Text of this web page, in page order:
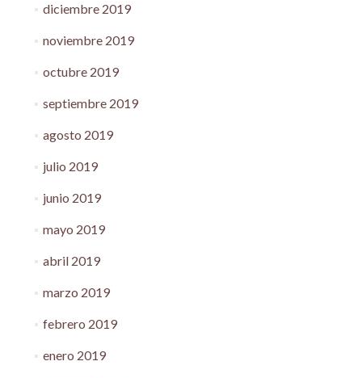
diciembre 2019
noviembre 2019
octubre 2019
septiembre 2019
agosto 2019
julio 2019
junio 2019
mayo 2019
abril 2019
marzo 2019
febrero 2019
enero 2019